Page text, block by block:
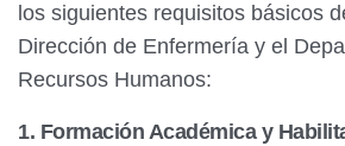
los siguientes requisitos básicos
Dirección de Enfermería y el
Recursos Humanos:
1. Formación Académica y